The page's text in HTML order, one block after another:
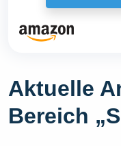
Aktuelle
Bereich